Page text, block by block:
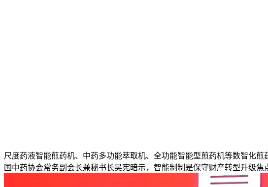
尺度药液智能煎药机、中药多功能萃取机、全功能智能型煎药机等数智化煎
国中药协会常务副会长兼秘书长吴宪暗示，智能制制是保守财产转型升级